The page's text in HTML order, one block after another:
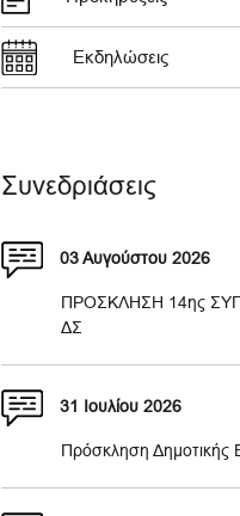
Εκδηλώσεις
Συνεδριάσεις
03 Αυγούστου 2026
ΠΡΟΣΚΛΗΣΗ 14ης
ΔΣ
31 Ιουλίου 2026
Πρόσκληση Δημοτικής